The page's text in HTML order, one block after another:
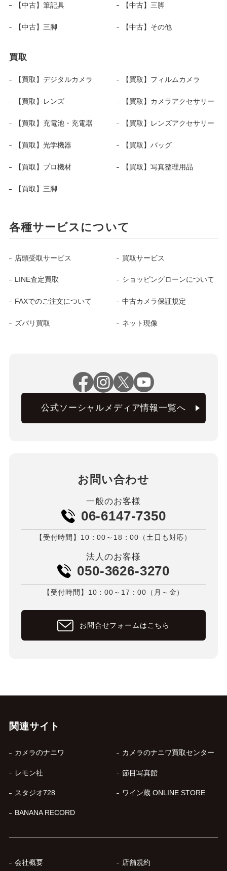
【中古】筆記具 【中古】三脚
【中古】三脚 【中古】その他
買取
【買取】デジタルカメラ 【買取】フィルムカメラ
【買取】レンズ 【買取】カメラアクセサリー
【買取】充電池・充電器 【買取】レンズアクセサリー
【買取】光学機器 【買取】バッグ
【買取】プロ機材 【買取】写真整理用品
【買取】三脚
各種サービスについて
店頭受取サービス 買取サービス
LINE査定買取 ショッピングローンについて
FAXでのご注文について 中古カメラ保証規定
ズバリ買取 ネット現像
公式ソーシャルメディア情報一覧へ
お問い合わせ
一般のお客様
06-6147-7350
【受付時間】10：00～18：00（土日も対応）
法人のお客様
050-3626-3270
【受付時間】10：00～17：00（月～金）
お問合せフォームはこちら
関連サイト
カメラのナニワ カメラのナニワ買取センター
レモン社 節目写真館
スタジオ728 ワイン蔵 ONLINE STORE
BANANA RECORD
会社概要 店舗規約